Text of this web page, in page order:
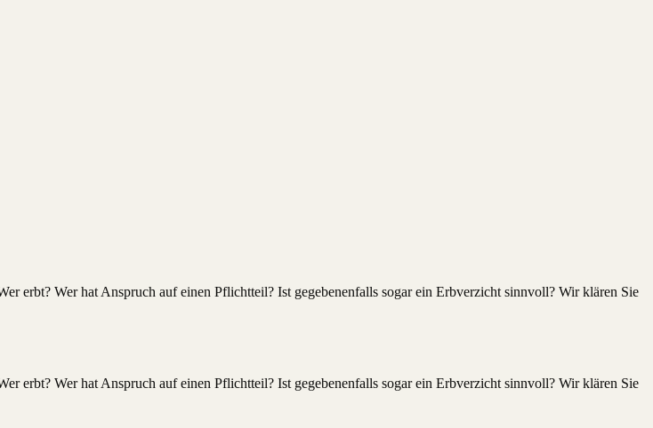
erbt? Wer hat Anspruch auf einen Pflichtteil? Ist gegebenenfalls sogar ein Erbverzicht sinnvoll? Wir klären Sie
erbt? Wer hat Anspruch auf einen Pflichtteil? Ist gegebenenfalls sogar ein Erbverzicht sinnvoll? Wir klären Sie